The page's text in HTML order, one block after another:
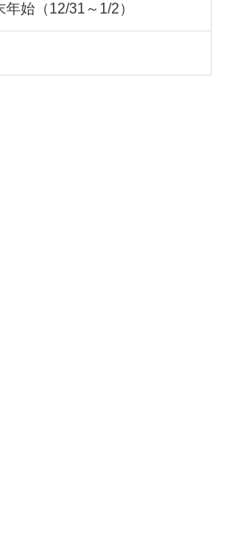
始（12/31～1/2）